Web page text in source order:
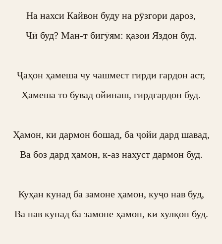
На нахси Кайвон буду на рӯзгори дароз,
Чӣ буд? Ман-т бигӯям: қазои Яздон буд.
Ҷаҳон ҳамеша чу чашмест гирди гардон аст,
Ҳамеша то бувад ойинаш, гирдгардон буд.
Ҳамон, ки дармон бошад, ба ҷойи дард шавад,
Ва боз дард ҳамон, к-аз нахуст дармон буд.
Куҳан кунад ба замоне ҳамон, куҷо нав буд,
Ва нав кунад ба замоне ҳамон, ки хулқон буд.